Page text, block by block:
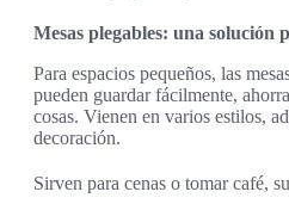
Mesas plegables: una solución
Para espacios pequeños, las
pueden guardar fácilmente,
cosas. Vienen en varios estilos,
decoración.
Sirven para cenas o tomar café,